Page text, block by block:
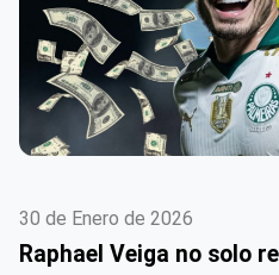
30 de Enero de 2026
Raphael Veiga no solo